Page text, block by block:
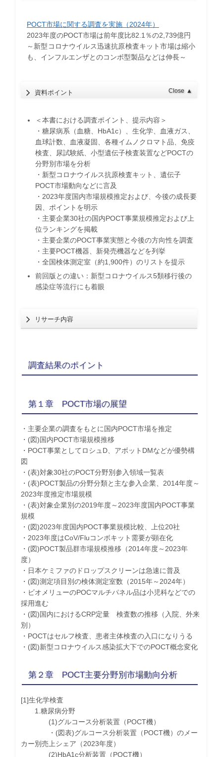
POCT市場に関する調査を実施（2024年）
2023年度のPOCT市場は前年度比82.1％の2,739億円
​～新型コロナウイルス迅速抗原検査キット市場は縮小
も、インフルエンザとのコンボ型製品などは伸長～
資料ポイント Close ▲
＜本書における調査ポイント、提示内容＞
・糖尿病系（血糖、HbA1c）、生化学、血液ガス、
血球計数、血液凝固、各種イムノクロマト品、免疫
検査、尿試験紙、小型遺伝子検査装置などPOCTの
分野別市場を分析
・新型コロナウイルス抗原検査キット、遺伝子
POCT市場動向などに言及
・2023年度国内市場規模推定および、今後の成長要
因、ポイントを明示
・主要企業30社の国内POCT事業規模推定および上
位ランキングを掲載
・主要企業のPOCT事業実態と今後の方向性を調査
・主要POCT機器、新発売機器などを列挙
・全国検体測定室（約1,900件）のリストを提示
前回版との違い：新型コロナウイルス5類移行後の
感染症等流行にも着眼
リサーチ内容
調査結果のポイント
第１章 POCT市場の展望
・主要企業の調査をもとに国内POCT市場を推定
・(図)国内POCT市場規模推移
・POCT事業としてロシュD、アボットDMなどが優勢構
図
・(表)対象30社のPOCT分野別参入領域一覧表
・(表)POCT製品の分野分類と主な参入企業、2014年度～
2023年度推定市場規模
・(表)対象企業別の2019年度～2023年度国内POCT事業
規模
・(図)2023年度国内POCT事業規模比較、上位20社
・2023年度はCoV/Fluコンボキット需要が顕在化
・(図)POCT製品群市場規模推移（2014年度～2023年
度）
・日本ケミファのドロップスクリーンは急速に普及
・(図)測定項目別の検体測定室数（2015年～2024年）
・ビオメリューのPOCマルチパネル品は小児科などでの
採用進む
・(図)国内におけるCRP定量 検査数の推移（入院、外来
別）
・POCTはセルフ検査、患者主体検査の入口になりうる
・(図)新型コロナウイルス感染拡大下でのPOCT概念変化
第２章 POCT主要分野別市場動向分析
[1]生化学検査
1.糖尿病分野
(1)グルコース分析装置（POCT機）
・(図表)グルコース分析装置（POCT機）のメー
カー別売上シェア（2023年度）
(2)HbA1c分析装置（POCT機）